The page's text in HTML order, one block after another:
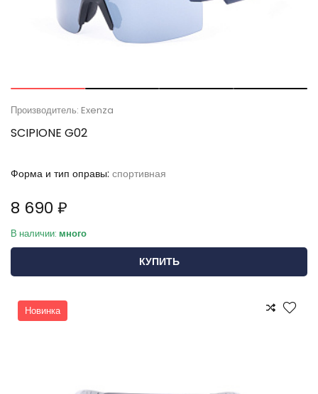
Производитель: Exenza
SCIPIONE G02
Форма и тип оправы: спортивная
8 690 ₽
В наличии: много
КУПИТЬ
Новинка